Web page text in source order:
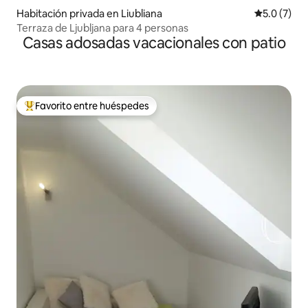
Habitación privada en Liubliana
5.0 (7)
Terraza de Ljubljana para 4 personas
Casas adosadas vacacionales con patio
Favorito entre huéspedes preferido
Favorito entre huéspedes